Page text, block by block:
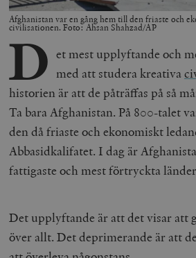
Afghanistan var en gång hem till den friaste och
civilisationen. Foto: Ahsan Shahzad/AP
D et mest upplyftande och
med att studera kreativa
historien är att de påträffas på så
Ta bara Afghanistan. På 800-talet
den då friaste och ekonomiskt
Abbasidkalifatet. I dag är
fattigaste och mest förtryckta
Det upplyftande är att det visar att
över allt. Det deprimerande är att